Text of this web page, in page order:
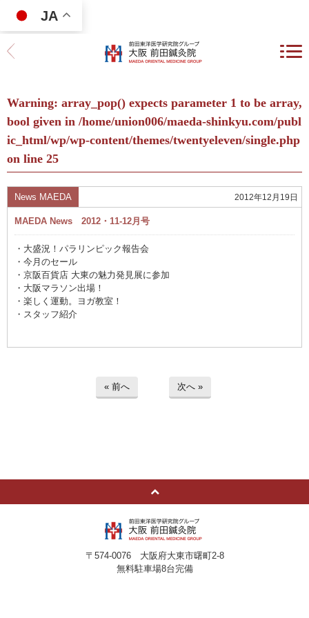
JA
Warning: array_pop() expects parameter 1 to be array,
bool given in /home/union006/maeda-shinkyu.com/publ
ic_html/wp/wp-content/themes/twentyeleven/single.php
on line 25
News MAEDA 2012年12月19日
MAEDA News 2012・11-12月号
・大盛況！パラリンピック報告会
・今月のセール
・京阪百貨店 大東の魅力発見展に参加
・大阪マラソン出場！
・楽しく運動。ヨガ教室！
・スタッフ紹介
« 前へ 次へ »
〒574-0076 大阪府大東市曙町2-8
無料駐車場8台完備